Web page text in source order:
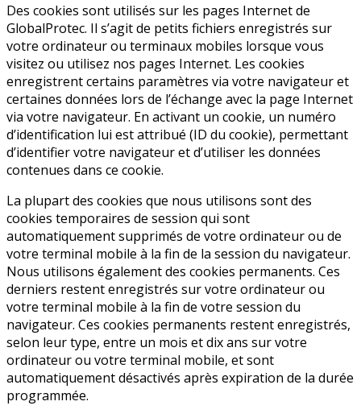
Des cookies sont utilisés sur les pages Internet de
GlobalProtec. Il s’agit de petits fichiers enregistrés sur
votre ordinateur ou terminaux mobiles lorsque vous
visitez ou utilisez nos pages Internet. Les cookies
enregistrent certains paramètres via votre navigateur et
certaines données lors de l’échange avec la page Internet
via votre navigateur. En activant un cookie, un numéro
d’identification lui est attribué (ID du cookie), permettant
d’identifier votre navigateur et d’utiliser les données
contenues dans ce cookie.
La plupart des cookies que nous utilisons sont des
cookies temporaires de session qui sont
automatiquement supprimés de votre ordinateur ou de
votre terminal mobile à la fin de la session du navigateur.
Nous utilisons également des cookies permanents. Ces
derniers restent enregistrés sur votre ordinateur ou
votre terminal mobile à la fin de votre session du
navigateur. Ces cookies permanents restent enregistrés,
selon leur type, entre un mois et dix ans sur votre
ordinateur ou votre terminal mobile, et sont
automatiquement désactivés après expiration de la durée
programmée.